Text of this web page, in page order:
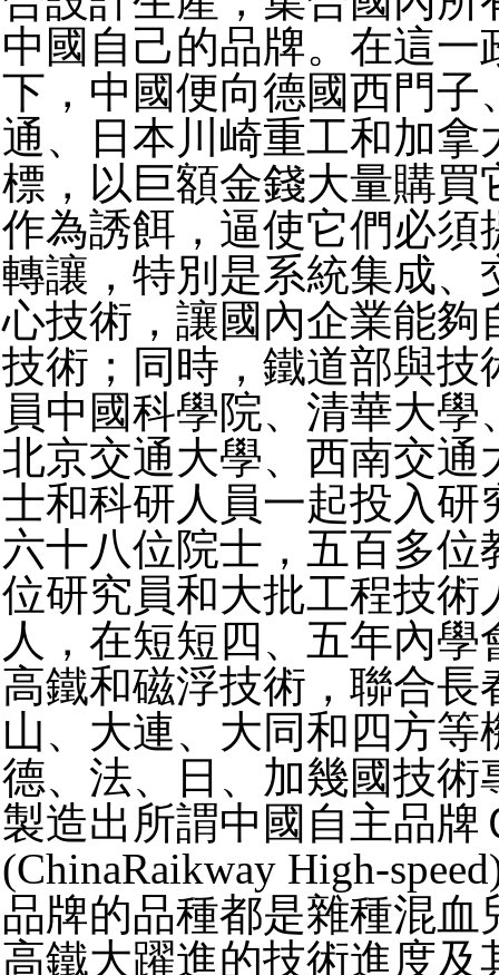
中國自己的品牌。在這一
下，中國便向德國西門子
通、日本川崎重工和加拿
標，以巨額金錢大量購買
作為誘餌，逼使它們必須
轉讓，特別是系統集成、
心技術，讓國內企業能夠
技術；同時，鐵道部與技
員中國科學院、清華大學
北京交通大學、西南交通
士和科研人員一起投入研
六十八位院士，五百多位
位研究員和大批工程技術
人，在短短四、五年內學
高鐵和磁浮技術，聯合長
山、大連、大同和四方等
德、法、日、加幾國技術
製造出所謂中國自主品牌
(ChinaRaikway High-
品牌的品種都是雜種混血
高鐵大躍進的技術進度及